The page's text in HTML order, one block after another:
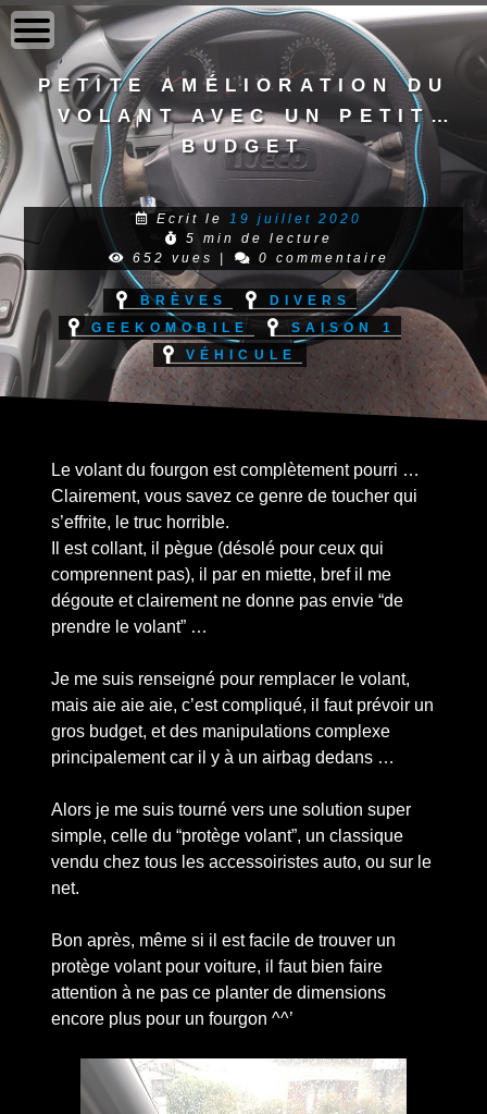
to
content
Brèves
Divers
Geekomobile
Saison 1
Véhicule
Petite amélioration du
volant avec un petit
budget
Ecrit le 19 juillet 2020
5 min de lecture
652 vues
0 commentaire
Le volant du fourgon est complètement pourri …
Clairement, vous savez ce genre de toucher qui
s’effrite, le truc horrible.
Il est collant, il pègue (désolé pour ceux qui
comprennent pas), il par en miette, bref il me
dégoute et clairement ne donne pas envie “de
prendre le volant” …
Je me suis renseigné pour remplacer le volant,
mais aie aie aie, c’est compliqué, il faut prévoir un
gros budget, et des manipulations complexe
principalement car il y à un airbag dedans …
Alors je me suis tourné vers une solution super
simple, celle du “protège volant”, un classique
vendu chez tous les accessoiristes auto, ou sur le
net.
Bon après, même si il est facile de trouver un
protège volant pour voiture, il faut bien faire
attention à ne pas ce planter de dimensions
encore plus pour un fourgon ^^’